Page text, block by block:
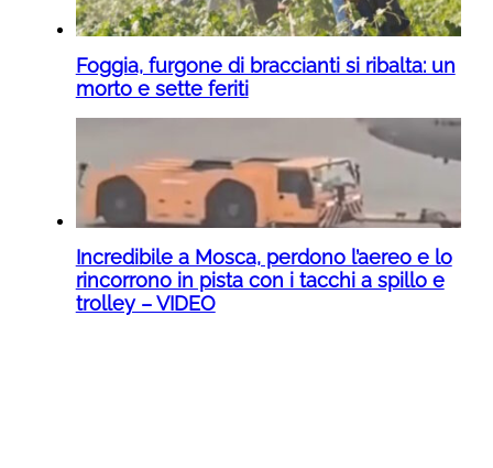
Foggia, furgone di braccianti si ribalta: un
morto e sette feriti
Incredibile a Mosca, perdono l’aereo e lo
rincorrono in pista con i tacchi a spillo e
trolley – VIDEO